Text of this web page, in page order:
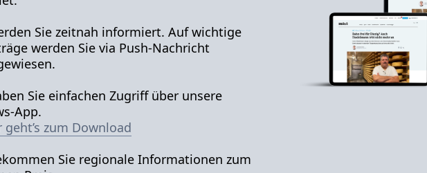
Sie zeitnah informiert. Auf wichtige
werden Sie via Push-Nachricht
Sie einfachen Zugriff über unsere
App.
geht’s zum Download
Sie regionale Informationen zum